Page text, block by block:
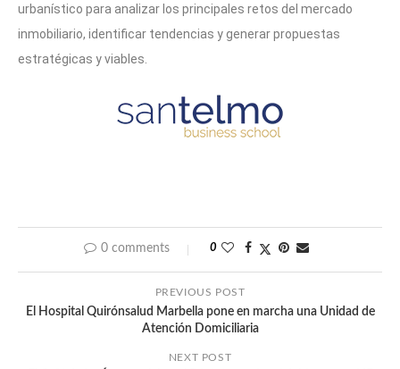
urbanístico para analizar los principales retos del mercado
inmobiliario, identificar tendencias y generar propuestas
estratégicas y viables.
0 comments 0
PREVIOUS POST
El Hospital Quirónsalud Marbella pone en marcha una Unidad de
Atención Domiciliaria
NEXT POST